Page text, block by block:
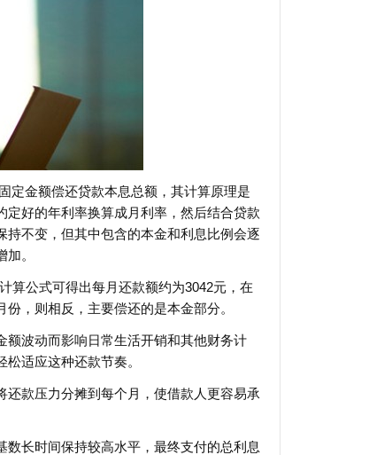
定金额偿还贷款本息总额，其计算原理是
好的年利率换算成月利率，然后结合贷款
不变，但其中包含的本金和利息比例会逐
。
算公式可得出每月还款额约为3042元，在
，则相反，主要偿还的是本金部分。
波动而影响日常生活开销和其他财务计
适应这种还款节奏。
款压力分摊到每个月，使借款人更容易承
长时间保持较高水平，最终支付的总利息